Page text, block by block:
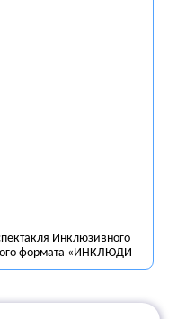
Инклюзивного
формата «ИНКЛЮДИ